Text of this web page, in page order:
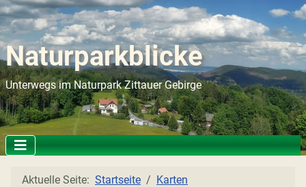
Naturparkblicke
Unterwegs im Naturpark Zittauer Gebirge
Aktuelle Seite: Startseite
Karten